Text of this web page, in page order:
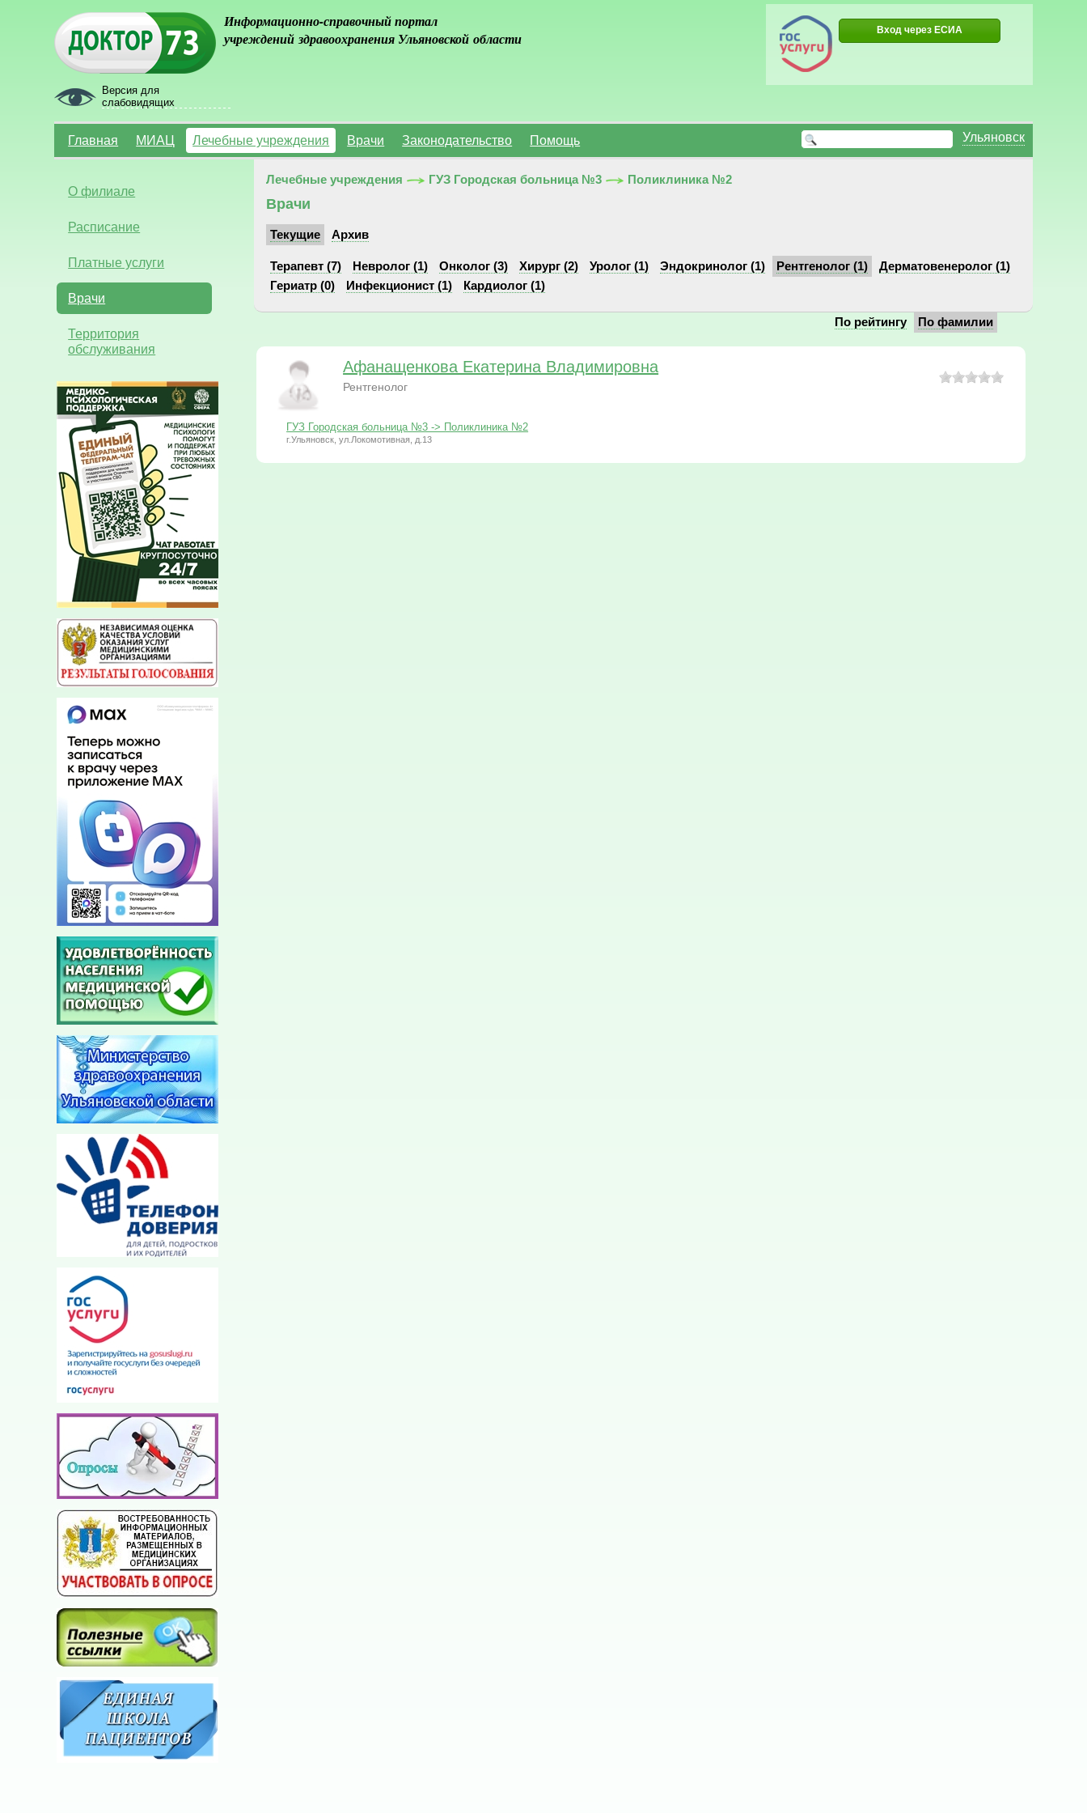
Версия для
слабовидящих
Информационно-справочный портал
учреждений здравоохранения Ульяновской области
Вход через ЕСИА
Ульяновск
Главная МИАЦ Лечебные учреждения Врачи Законодательство Помощь
О филиале
Расписание
Платные услуги
Врачи
Территория
обслуживания
Лечебные учреждения ГУЗ Городская больница №3 Поликлиника №2
Врачи
Текущие Архив
Терапевт (7) Невролог (1) Онколог (3) Хирург (2) Уролог (1) Эндокринолог (1) Рентгенолог (1)
Дерматовенеролог (1)
Гериатр (0)
Инфекционист (1) Кардиолог (1)
По рейтингу По фамилии
Афанащенкова Екатерина Владимировна
Рентгенолог
ГУЗ Городская больница №3 -> Поликлиника №2
г.Ульяновск, ул.Локомотивная, д.13